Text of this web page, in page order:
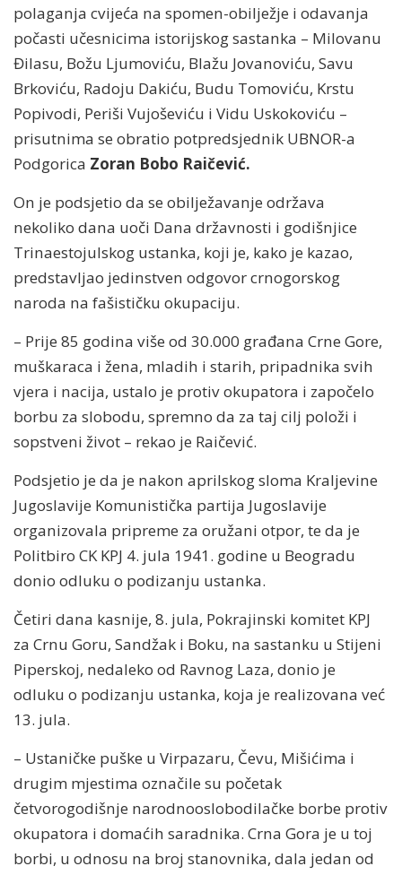
polaganja cvijeća na spomen-obilježje i odavanja
počasti učesnicima istorijskog sastanka – Milovanu
Đilasu, Božu Ljumoviću, Blažu Jovanoviću, Savu
Brkoviću, Radoju Dakiću, Budu Tomoviću, Krstu
Popivodi, Periši Vujoševiću i Vidu Uskokoviću –
prisutnima se obratio potpredsjednik UBNOR-a
Podgorica Zoran Bobo Raičević.
On je podsjetio da se obilježavanje održava
nekoliko dana uoči Dana državnosti i godišnjice
Trinaestojulskog ustanka, koji je, kako je kazao,
predstavljao jedinstven odgovor crnogorskog
naroda na fašističku okupaciju.
– Prije 85 godina više od 30.000 građana Crne Gore,
muškaraca i žena, mladih i starih, pripadnika svih
vjera i nacija, ustalo je protiv okupatora i započelo
borbu za slobodu, spremno da za taj cilj položi i
sopstveni život – rekao je Raičević.
Podsjetio je da je nakon aprilskog sloma Kraljevine
Jugoslavije Komunistička partija Jugoslavije
organizovala pripreme za oružani otpor, te da je
Politbiro CK KPJ 4. jula 1941. godine u Beogradu
donio odluku o podizanju ustanka.
Četiri dana kasnije, 8. jula, Pokrajinski komitet KPJ
za Crnu Goru, Sandžak i Boku, na sastanku u Stijeni
Piperskoj, nedaleko od Ravnog Laza, donio je
odluku o podizanju ustanka, koja je realizovana već
13. jula.
– Ustaničke puške u Virpazaru, Čevu, Mišićima i
drugim mjestima označile su početak
četvorogodišnje narodnooslobodilačke borbe protiv
okupatora i domaćih saradnika. Crna Gora je u toj
borbi, u odnosu na broj stanovnika, dala jedan od